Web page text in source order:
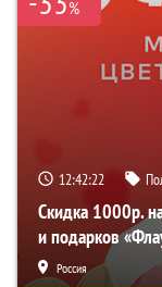
%
12:42:20
Скидка 1000р.
и подарков
Россия